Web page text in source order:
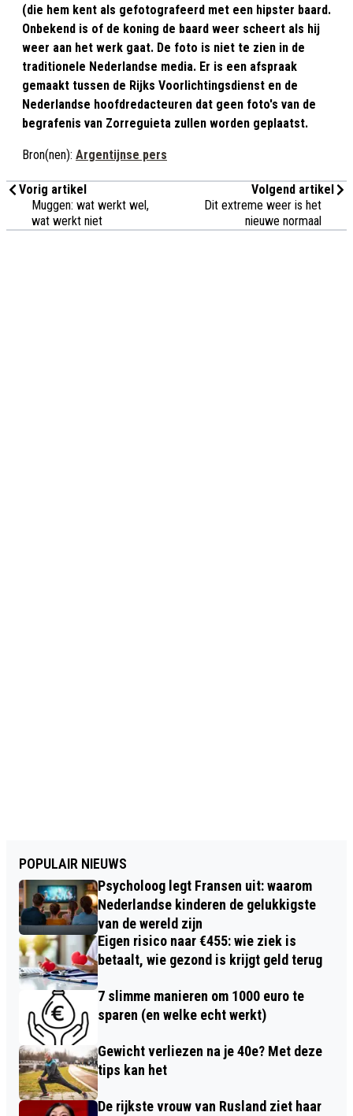
(die hem kent als gefotografeerd met een hipster baard.
Onbekend is of de koning de baard weer scheert als hij
weer aan het werk gaat. De foto is niet te zien in de
traditionele Nederlandse media. Er is een afspraak
gemaakt tussen de Rijks Voorlichtingsdienst en de
Nederlandse hoofdredacteuren dat geen foto's van de
begrafenis van Zorreguieta zullen worden geplaatst.
Bron(nen): Argentijnse pers
Vorig artikel
Muggen: wat werkt wel,
wat werkt niet
Volgend artikel
Dit extreme weer is het
nieuwe normaal
POPULAIR NIEUWS
Psycholoog legt Fransen uit: waarom
Nederlandse kinderen de gelukkigste
van de wereld zijn
Eigen risico naar €455: wie ziek is
betaalt, wie gezond is krijgt geld terug
7 slimme manieren om 1000 euro te
sparen (en welke echt werkt)
Gewicht verliezen na je 40e? Met deze
tips kan het
De rijkste vrouw van Rusland ziet haar